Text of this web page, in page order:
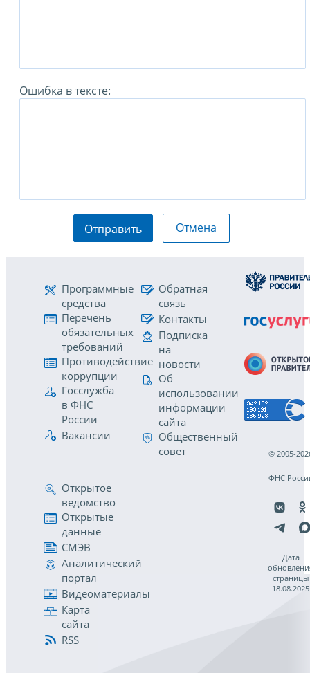
Ошибка в тексте:
Отправить Отмена
Программные
средства
Перечень
обязательных
требований
Противодействие
коррупции
Госслужба
в ФНС
России
Вакансии
Обратная
связь
Контакты
Подписка
на
новости
Об
использовании
информации
сайта
Общественный
совет
Открытое
ведомство
Открытые
данные
СМЭВ
Аналитический
портал
Видеоматериалы
Карта
сайта
RSS
© 2005-
ФНС
Дата
страницы
18.08.2025